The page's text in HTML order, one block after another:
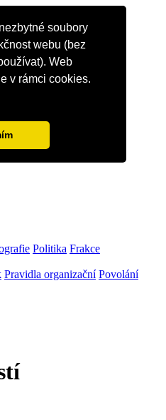
soubory
webu (bez
Web
v rámci cookies.
Politika Frakce
Pravidla organizační Povolání